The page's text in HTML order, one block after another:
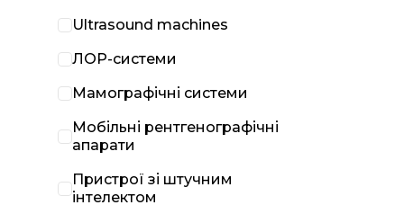
Ultrasound machines
ЛОР-системи
Мамографічні системи
Мобільні рентгенографічні
апарати
Пристрої зі штучним
інтелектом